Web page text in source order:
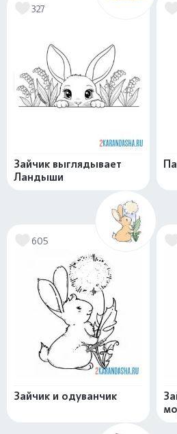
327
Зайчик выглядывает
Ландыши
605
Зайчик и одуванчик